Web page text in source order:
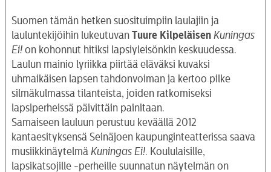
Suomen tämän hetken suosituimpiin laulajiin ja
lauluntekijöihin lukeutuvan Tuure Kilpeläisen Kuningas
Ei! on kohonnut hitiksi lapsiyleisönkin keskuudessa.
Laulun mainio lyriikka piirtää eläväksi kuvaksi
uhmaikäisen lapsen tahdonvoiman ja kertoo pilke
silmäkulmassa tilanteista, joiden ratkomiseksi
lapsiperheissä päivittäin painitaan.
Samaiseen lauluun perustuu keväällä 2012
kantaesityksensä Seinäjoen kaupunginteatterissa saava
musiikkinäytelmä Kuningas Ei!. Koululaisille,
lapsikatsojille -perheille suunnatun näytelmän on